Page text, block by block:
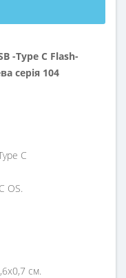
-Type C Flash-
серія 104
C
OS.
см.